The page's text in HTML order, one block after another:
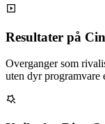
Resultater på
Overganger som
uten dyr programvare